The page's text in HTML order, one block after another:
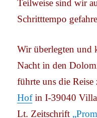
Teilweise sind wir
Schritttempo
Wir überlegten und
Nacht in den
führte uns die
Hofin I-39040
Lt. Zeitschrift